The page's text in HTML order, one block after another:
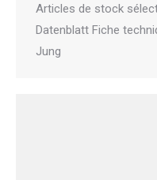
Articles de stock
Datenblatt Fiche
Jung